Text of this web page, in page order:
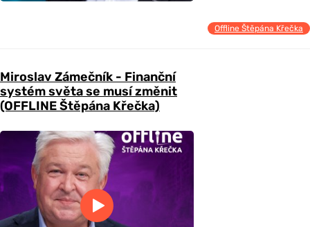
Offline Štěpána Křečka
Miroslav Zámečník - Finanční
systém světa se musí změnit
(OFFLINE Štěpána Křečka)